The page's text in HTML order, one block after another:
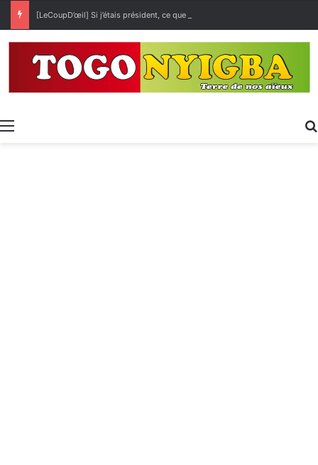
[LeCoupD’œil] Si j’étais président, ce que je ferai des « Évalas »
Menu